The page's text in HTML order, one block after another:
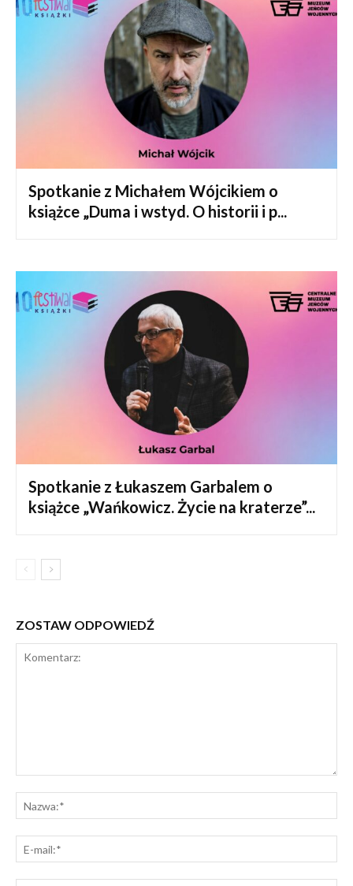
Spotkanie z Michałem Wójcikiem o
książce „Duma i wstyd. O historii i p...
Spotkanie z Łukaszem Garbalem o
książce „Wańkowicz. Życie na kraterze”...
ZOSTAW ODPOWIEDŹ